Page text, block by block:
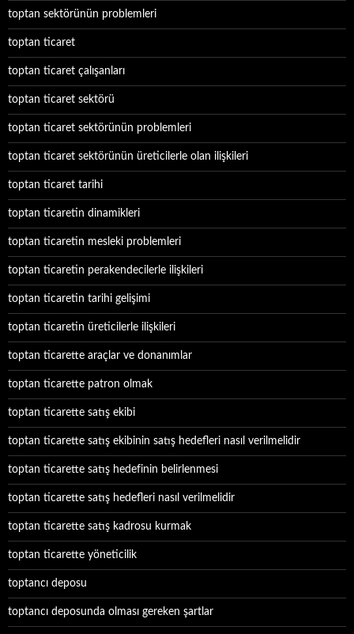
toptan sektörünün problemleri
toptan ticaret
toptan ticaret çalışanları
toptan ticaret sektörü
toptan ticaret sektörünün problemleri
toptan ticaret sektörünün üreticilerle olan ilişkileri
toptan ticaret tarihi
toptan ticaretin dinamikleri
toptan ticaretin mesleki problemleri
toptan ticaretin perakendecilerle ilişkileri
toptan ticaretin tarihi gelişimi
toptan ticaretin üreticilerle ilişkileri
toptan ticarette araçlar ve donanımlar
toptan ticarette patron olmak
toptan ticarette satış ekibi
toptan ticarette satış ekibinin satış hedefleri nasıl verilmelidir
toptan ticarette satış hedefinin belirlenmesi
toptan ticarette satış hedefleri nasıl verilmelidir
toptan ticarette satış kadrosu kurmak
toptan ticarette yöneticilik
toptancı deposu
toptancı deposunda olması gereken şartlar